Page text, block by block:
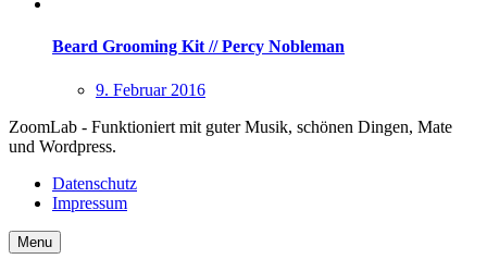
Beard Grooming Kit // Percy Nobleman
9. Februar 2016
ZoomLab - Funktioniert mit guter Musik, schönen Dingen, Mate
und Wordpress.
Datenschutz
Impressum
Menu